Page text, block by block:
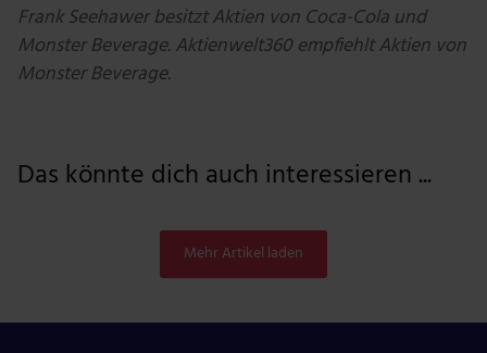
Frank Seehawer besitzt Aktien von Coca-Cola und
Monster Beverage. Aktienwelt360 empfiehlt Aktien von
Monster Beverage.
Das könnte dich auch interessieren ...
Mehr Artikel laden